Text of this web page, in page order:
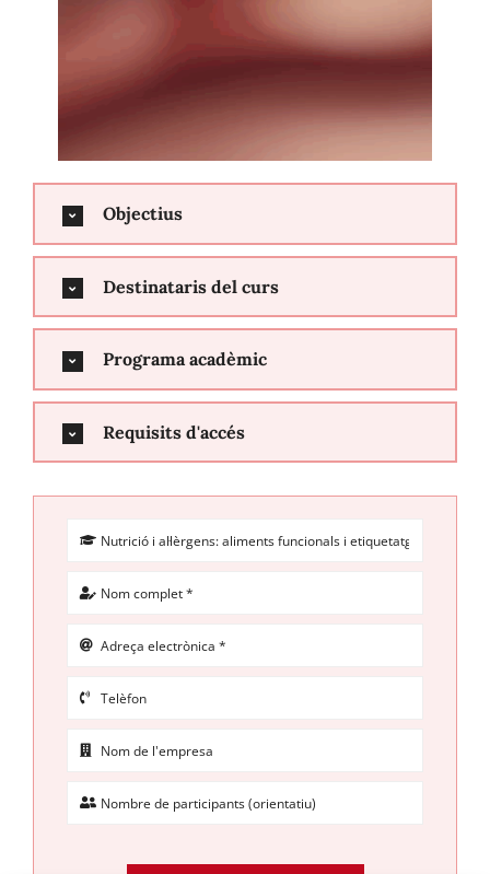
Objectius
Destinataris del curs
Programa acadèmic
Requisits d'accés